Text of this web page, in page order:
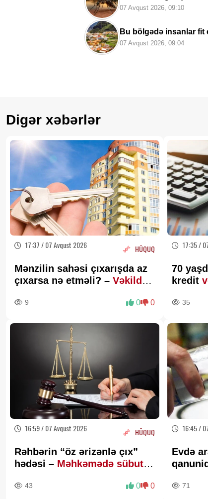
07 Avqust 2026, 09:10
Bu bölgədə insanlar
07 Avqust 2026, 09:04
Digər xəbərlər
17:37 / 07 Avqust 2026 HÜQUQ
Mənzilin sahəsi çıxarışda az
çıxarsa nə etməli? – Vəkildən
9 0 0
17:35 /
70
kredit
35
16:59 / 07 Avqust 2026 HÜQUQ
Rəhbərin “öz ərizənlə çıx”
hədəsi – Məhkəmədə sübut
43 0 0
16:45 /
Evdə
71